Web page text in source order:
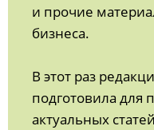
и прочие
бизнеса.
В этот раз
подготовила для
актуальных